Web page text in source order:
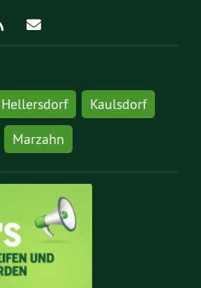
Hellersdorf
Kaulsdorf
Marzahn